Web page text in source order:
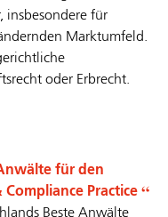
insbesondere für
Marktumfeld.
oder Erbrecht.
für den
Practice
Beste Anwälte